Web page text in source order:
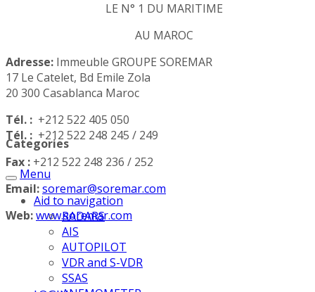
LE N° 1 DU MARITIME
AU MAROC
Adresse: Immeuble GROUPE SOREMAR
17 Le Catelet, Bd Emile Zola
20 300 Casablanca Maroc
Tél. : +212 522 405 050
Tél. : +212 522 248 245 / 249
Fax : +212 522 248 236 / 252
Email:soremar@soremar.com
Web:www.soremar.com
Categories
Menu
Aid to navigation
RADARS
AIS
AUTOPILOT
VDR and S-VDR
SSAS